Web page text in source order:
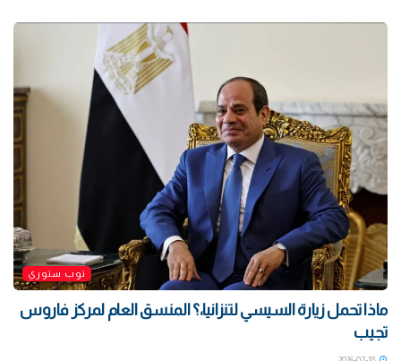
توب ستوري
ماذا تحمل زيارة السيسي لتنزانيا،؟ المنسق العام لمركز فاروس
تجيب